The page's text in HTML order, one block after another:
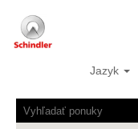
Jazyk
Programy
pre